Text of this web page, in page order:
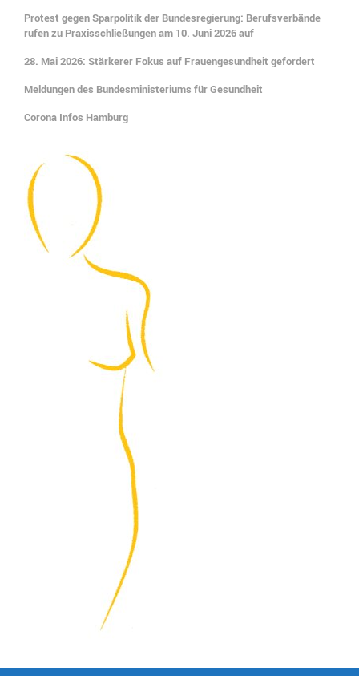
Protest gegen Sparpolitik der Bundesregierung: Berufsverbände
rufen zu Praxisschließungen am 10. Juni 2026 auf
28. Mai 2026: Stärkerer Fokus auf Frauengesundheit gefordert
Meldungen des Bundesministeriums für Gesundheit
Corona Infos Hamburg